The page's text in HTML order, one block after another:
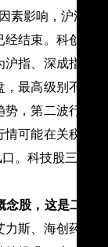
素影响，沪深两
结束。科创板
指、深成指、
最高级别不会
，第二波行情
可能在关税战
。科技股三驾
股，这是二季度
斯、海创药业